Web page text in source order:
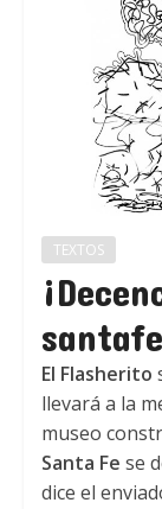
TEXTOS
El Flasherito
llevará a la
museo
Santa Fe se
dice el